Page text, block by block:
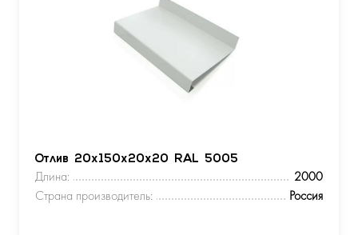
Отлив 20х150х20х20 RAL 5005
Длина:
2000
Страна производитель:
Россия